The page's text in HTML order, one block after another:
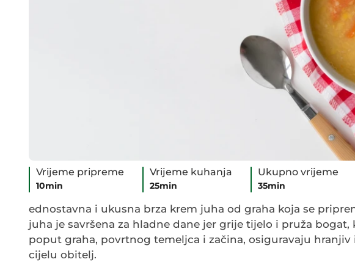
Vrijeme pripreme
10min
Vrijeme kuhanja
25min
Ukupno vrijeme
35min
ednostavna i ukusna brza krem juha od graha koja se
juha je savršena za hladne dane jer grije tijelo i pruža bogat,
poput graha, povrtnog temeljca i začina, osiguravaju
cijelu obitelj.